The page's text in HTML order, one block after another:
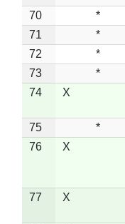
70
*
71
*
72
*
73
*
74
X
75 *
76
X
77 X